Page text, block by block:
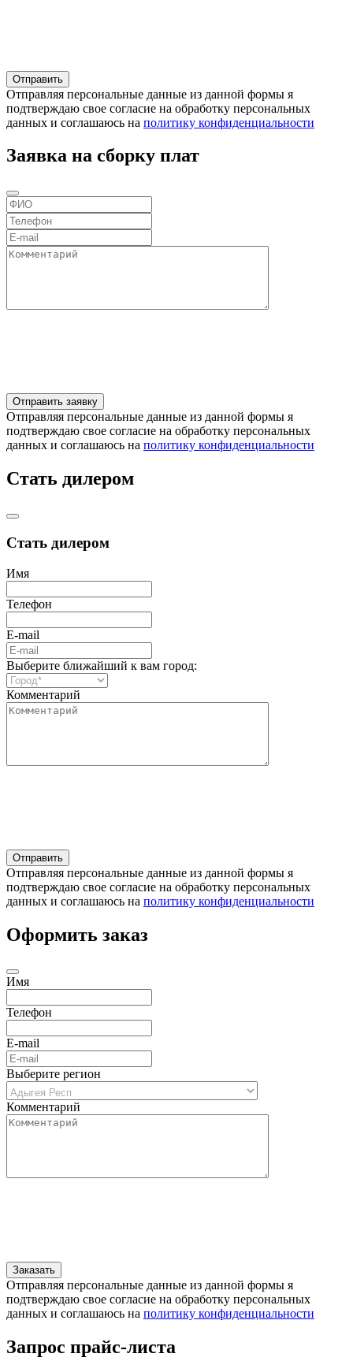
Отправляя персональные данные из данной формы я
подтверждаю свое согласие на обработку персональных
данных и соглашаюсь на политику конфиденциальности
Заявка на сборку плат
Отправляя персональные данные из данной формы я
подтверждаю свое согласие на обработку персональных
данных и соглашаюсь на политику конфиденциальности
Стать дилером
Стать дилером
Имя
Телефон
E-mail
Выберите ближайший к вам город:
Комментарий
Отправляя персональные данные из данной формы я
подтверждаю свое согласие на обработку персональных
данных и соглашаюсь на политику конфиденциальности
Оформить заказ
Имя
Телефон
E-mail
Выберите регион
Комментарий
Отправляя персональные данные из данной формы я
подтверждаю свое согласие на обработку персональных
данных и соглашаюсь на политику конфиденциальности
Запрос прайс-листа